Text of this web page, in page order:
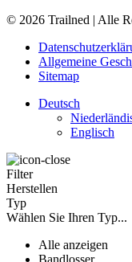
© 2026 Trailned | Alle
Allgemeine
Sitemap
Deutsch
Englisch
Filter
Herstellen
Typ
Wählen Sie Ihren Typ...
Alle anzeigen
Bandlosser